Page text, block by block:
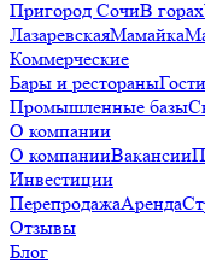
Пригород СочиВ горах
ЛазаревскаяМамайка
Коммерческие
Бары и рестораны
Промышленные базы
О компании
О компанииВакансии
Инвестиции
ПерепродажаАренда
Отзывы
Блог